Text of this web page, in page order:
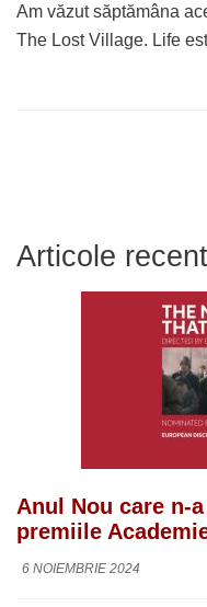
Am văzut săptămâna
The Lost Village. Life
Articole
Anul Nou care n-
premiile
6 NOIEMBRIE 2024